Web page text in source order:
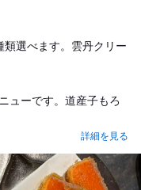
類選べます。雲丹クリー
ューです。道産子もろ
詳細を見る